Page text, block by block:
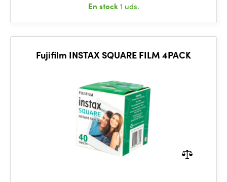
En stock1 uds.
Fujifilm INSTAX SQUARE FILM 4PACK